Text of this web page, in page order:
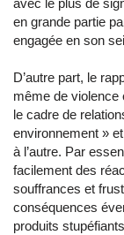
avec le plus de
en grande partie
engagée en son
D’autre part, le
même de violence
le cadre de
environnement »
à l’autre. Par
facilement des
souffrances et
conséquences
produits